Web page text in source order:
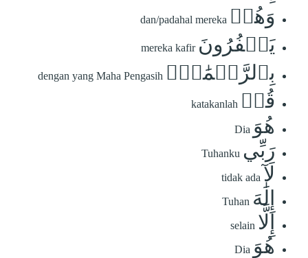
وَهُمۡ dan/padahal mereka
يَكۡفُرُونَ mereka kafir
بِٱلرَّحۡمَٰنِۚ dengan yang Maha Pengasih
قُلۡ katakanlah
هُوَ Dia
رَبِّي Tuhanku
لَآ tidak ada
إِلَٰهَ Tuhan
إِلَّا selain
هُوَ Dia